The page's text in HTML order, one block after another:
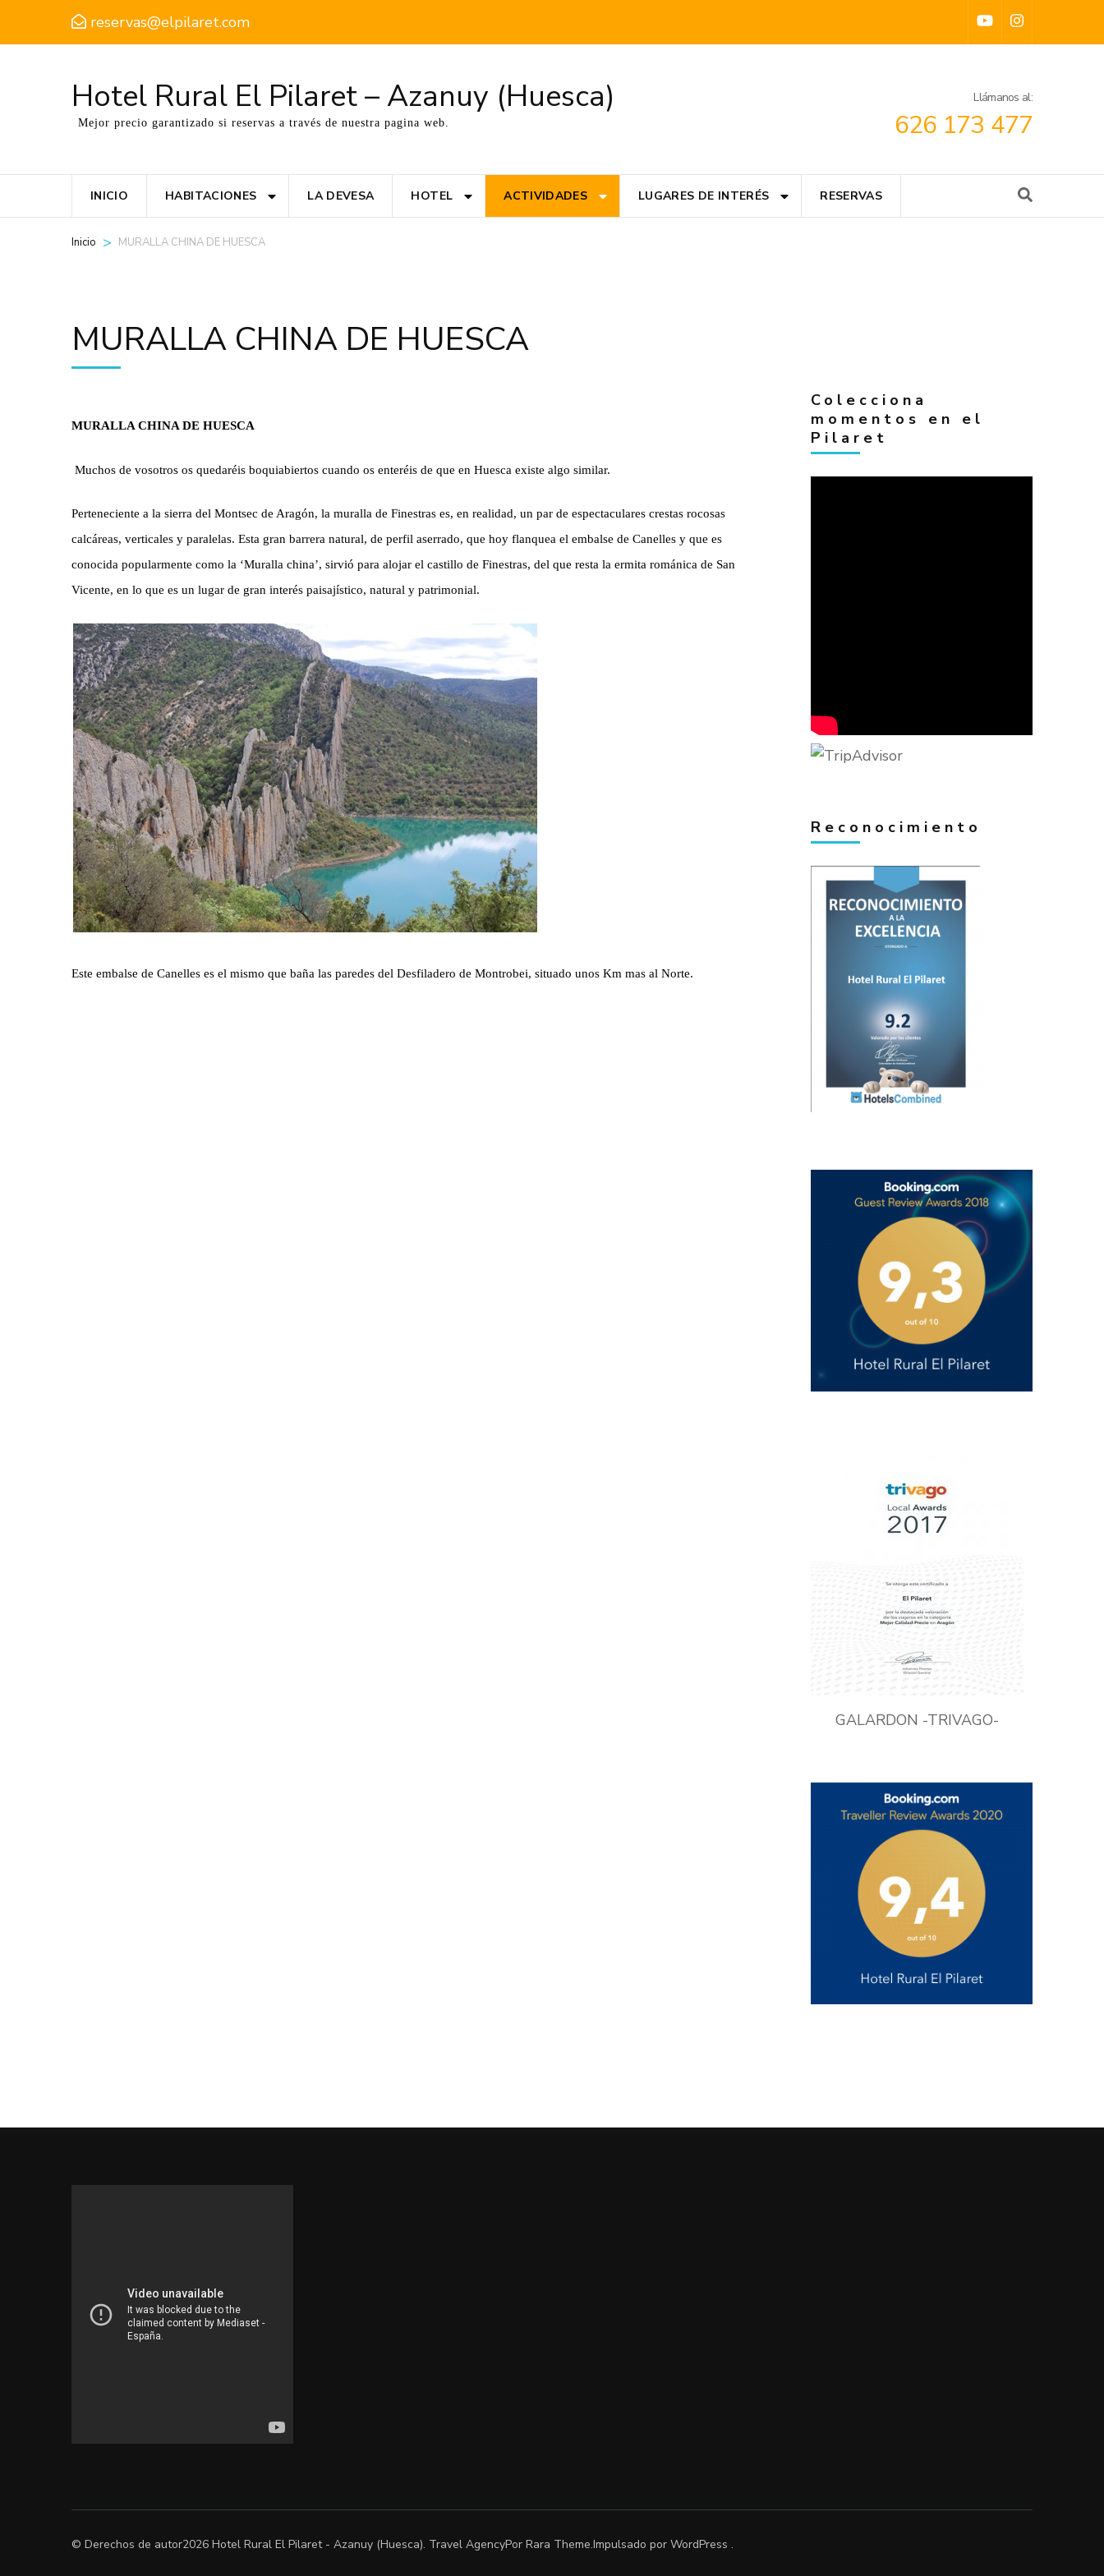
reservas@elpilaret.com
Hotel Rural El Pilaret – Azanuy (Huesca)
Mejor precio garantizado si reservas a través de nuestra pagina web.
Llámanos al:
626 173 477
INICIO HABITACIONES LA DEVESA HOTEL ACTIVIDADES LUGARES DE INTERÉS RESERVAS
Inicio > MURALLA CHINA DE HUESCA
MURALLA CHINA DE HUESCA
MURALLA CHINA DE HUESCA
Muchos de vosotros os quedaréis boquiabiertos cuando os enteréis de que en Huesca existe algo similar.
Perteneciente a la sierra del Montsec de Aragón, la muralla de Finestras es, en realidad, un par de espectaculares crestas rocosas
calcáreas, verticales y paralelas. Esta gran barrera natural, de perfil aserrado, que hoy flanquea el embalse de Canelles y que es
conocida popularmente como la ‘Muralla china’, sirvió para alojar el castillo de Finestras, del que resta la ermita románica de San
Vicente, en lo que es un lugar de gran interés paisajístico, natural y patrimonial.
Este embalse de Canelles es el mismo que baña las paredes del Desfiladero de Montrobei, situado unos Km mas al Norte.
Colecciona
momentos en el
Pilaret
Reconocimiento
GALARDON -TRIVAGO-
© Derechos de autor2026 Hotel Rural El Pilaret - Azanuy (Huesca). Travel AgencyPor Rara Theme.Impulsado por WordPress .